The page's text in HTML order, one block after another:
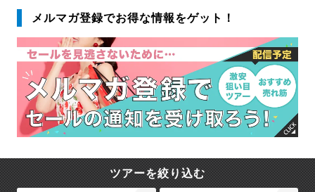
メルマガ登録でお得な情報をゲット！
ツアーを絞り込む